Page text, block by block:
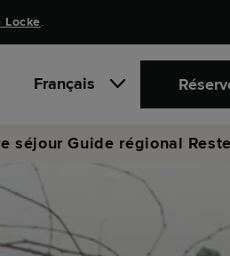
Locke.
Français
séjour Guide régional